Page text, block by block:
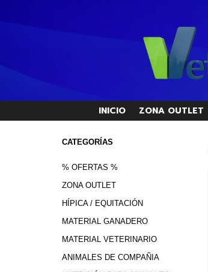
INICIO ZONA OUTLET
CATEGORÍAS
% OFERTAS %
ZONA OUTLET
HÍPICA / EQUITACIÓN
MATERIAL GANADERO
MATERIAL VETERINARIO
ANIMALES DE COMPAÑIA